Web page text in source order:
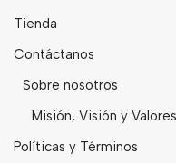
Tienda
Contáctanos
Sobre nosotros
Misión, Visión y Valores
Políticas y Términos